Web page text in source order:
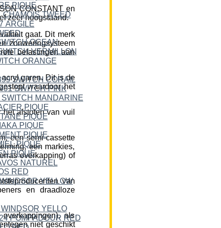
CONSTANT en
zeer hoogstaand.
gaat. Dit merk
zonweringsysteem
belastingen aan
garen. Dit is de
waardoor het
afstoten van vuil
een semi-cassette
een markies,
overkapping) of
van
en draadloze
als
niet geschikt